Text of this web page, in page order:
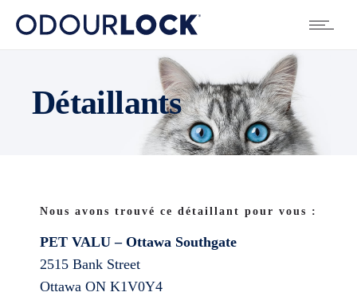
Détaillants
Nous avons trouvé ce détaillant pour vous :
PET VALU – Ottawa Southgate
2515 Bank Street
Ottawa ON K1V0Y4